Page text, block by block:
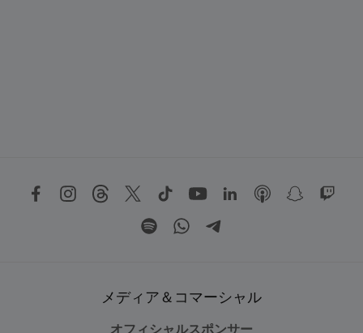
メディア＆コマーシャル